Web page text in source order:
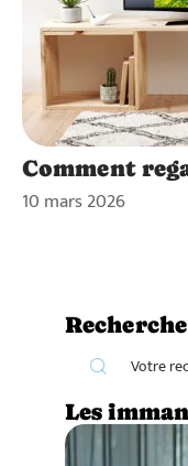
Comment
10 mars 2026
Recherche
Les